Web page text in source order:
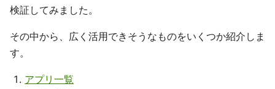
検証してみました。
その中から、広く活用できそうなものをいくつか紹介しま
す。
アプリ一覧